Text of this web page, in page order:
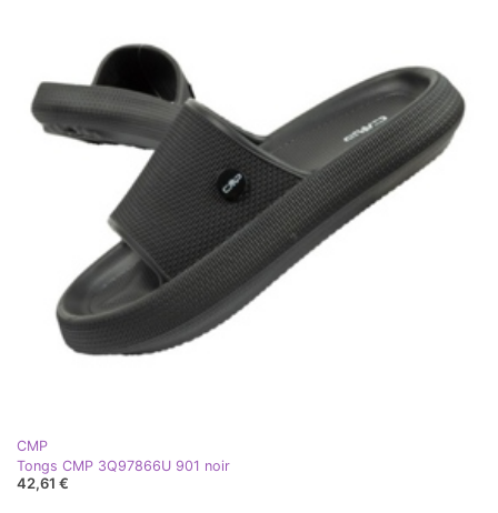
CMP
Tongs CMP 3Q97866U 901 noir
42,61 €